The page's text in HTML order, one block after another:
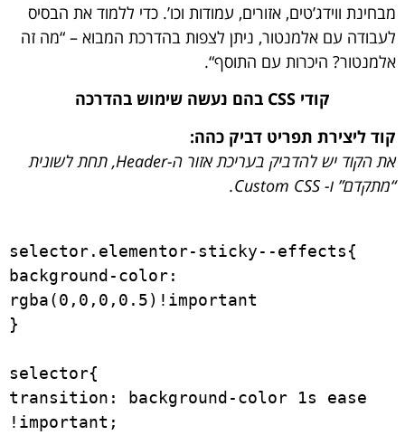
מבחינת ווידג’טים, אזורים, עמודות וכו’. כדי ללמוד את הבסיס
לעבודה עם אלמנטור, ניתן לצפות בהדרכת המבוא – “מה זה
אלמנטור? היכרות עם התוסף“.
קודי CSS בהם נעשה שימוש בהדרכה
קוד ליצירת תפריט דביק כהה:
את הקוד יש להדביק בעריכת אזור ה-Header, תחת לשונית
“מתקדם” ו- Custom CSS.
selector.elementor-sticky--effects{
background-color:
rgba(0,0,0,0.5)!important
}
selector{
transition: background-color 1s ease
!important;